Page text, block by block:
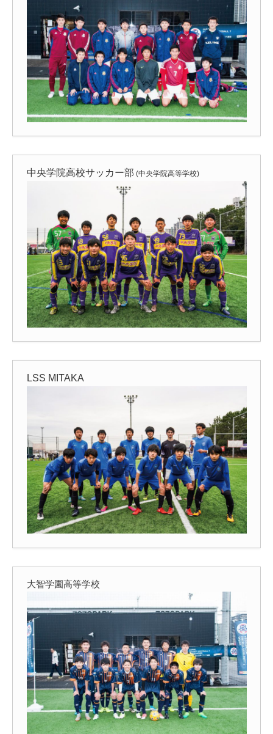
中央学院高校サッカー部 (中央学院高等学校)
LSS MITAKA
大智学園高等学校